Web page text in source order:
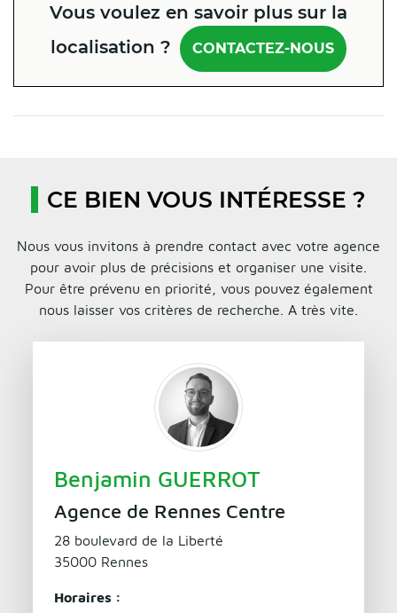
Vous voulez en savoir plus sur la
localisation ?
CONTACTEZ-NOUS
CE BIEN VOUS INTÉRESSE ?
Nous vous invitons à prendre contact avec votre agence
pour avoir plus de précisions et organiser une visite.
Pour être prévenu en priorité, vous pouvez également
nous laisser vos critères de recherche. A très vite.
Benjamin GUERROT
Agence de Rennes Centre
28 boulevard de la Liberté
35000 Rennes
Horaires :